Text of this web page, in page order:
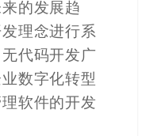
的发展趋
理念进行系
代码开发广
数字化转型
软件的开发